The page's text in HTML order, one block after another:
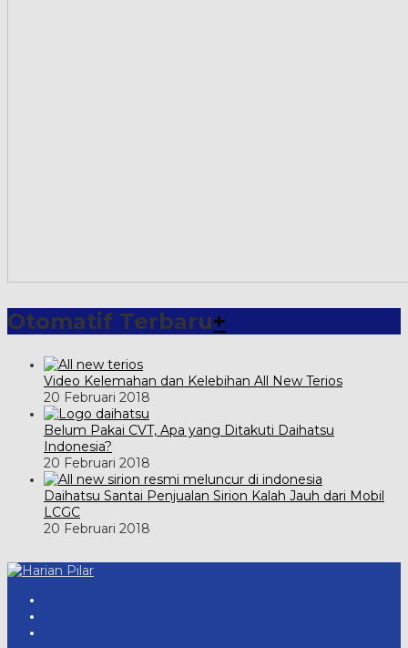
Otomatif Terbaru+
Video Kelemahan dan Kelebihan All New Terios
20 Februari 2018
Belum Pakai CVT, Apa yang Ditakuti Daihatsu
Indonesia?
20 Februari 2018
Daihatsu Santai Penjualan Sirion Kalah Jauh dari Mobil
LCGC
20 Februari 2018